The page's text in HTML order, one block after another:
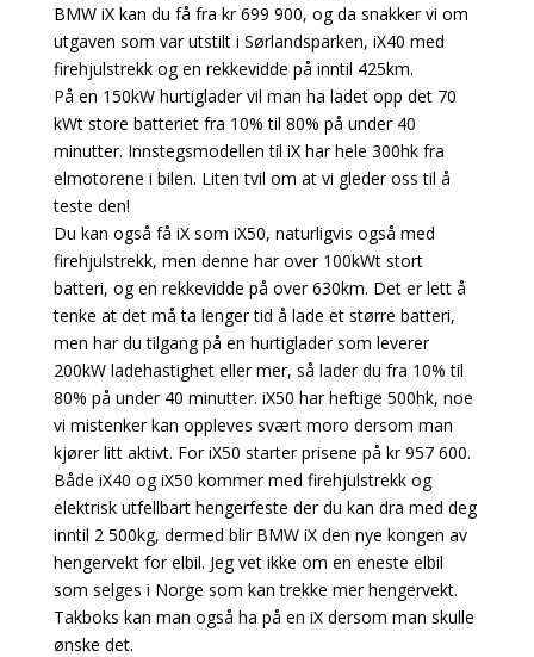
BMW iX kan du få fra kr 699 900, og da snakker vi om
utgaven som var utstilt i Sørlandsparken, iX40 med
firehjulstrekk og en rekkevidde på inntil 425km.
På en 150kW hurtiglader vil man ha ladet opp det 70
kWt store batteriet fra 10% til 80% på under 40
minutter. Innstegsmodellen til iX har hele 300hk fra
elmotorene i bilen. Liten tvil om at vi gleder oss til å
teste den!
Du kan også få iX som iX50, naturligvis også med
firehjulstrekk, men denne har over 100kWt stort
batteri, og en rekkevidde på over 630km. Det er lett å
tenke at det må ta lenger tid å lade et større batteri,
men har du tilgang på en hurtiglader som leverer
200kW ladehastighet eller mer, så lader du fra 10% til
80% på under 40 minutter. iX50 har heftige 500hk, noe
vi mistenker kan oppleves svært moro dersom man
kjører litt aktivt. For iX50 starter prisene på kr 957 600.
Både iX40 og iX50 kommer med firehjulstrekk og
elektrisk utfellbart hengerfeste der du kan dra med deg
inntil 2 500kg, dermed blir BMW iX den nye kongen av
hengervekt for elbil. Jeg vet ikke om en eneste elbil
som selges i Norge som kan trekke mer hengervekt.
Takboks kan man også ha på en iX dersom man skulle
ønske det.